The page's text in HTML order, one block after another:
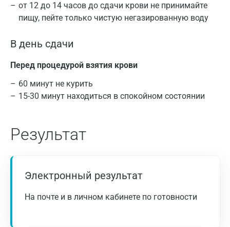
от 12 до 14 часов до сдачи крови не принимайте
пищу, пейте только чистую негазированную воду
В день сдачи
Перед процедурой взятия крови
60 минут не курить
15-30 минут находиться в спокойном состоянии
Результат
Электронный результат
На почте и в личном кабинете по готовности
Видное
Волгоград
Волжский
Вологда
Всеволожск
Геленджик